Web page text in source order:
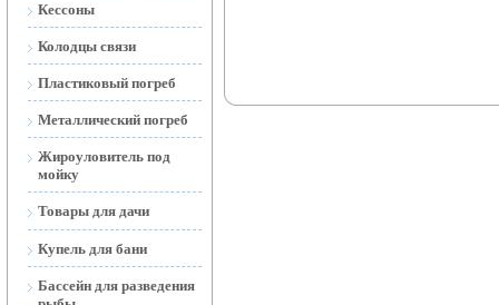
Ёмкости для воды
(Тритон-Н)
наземные и подземные
Мобильные АЗС
Кессоны
Колодцы связи
Пластиковый погреб
Металлический погреб
Жироуловитель под
мойку
Товары для дачи
Торфяной Биотуалет
Дренажные и фекальные
насосы
Купель для бани
Бассейн для разведения